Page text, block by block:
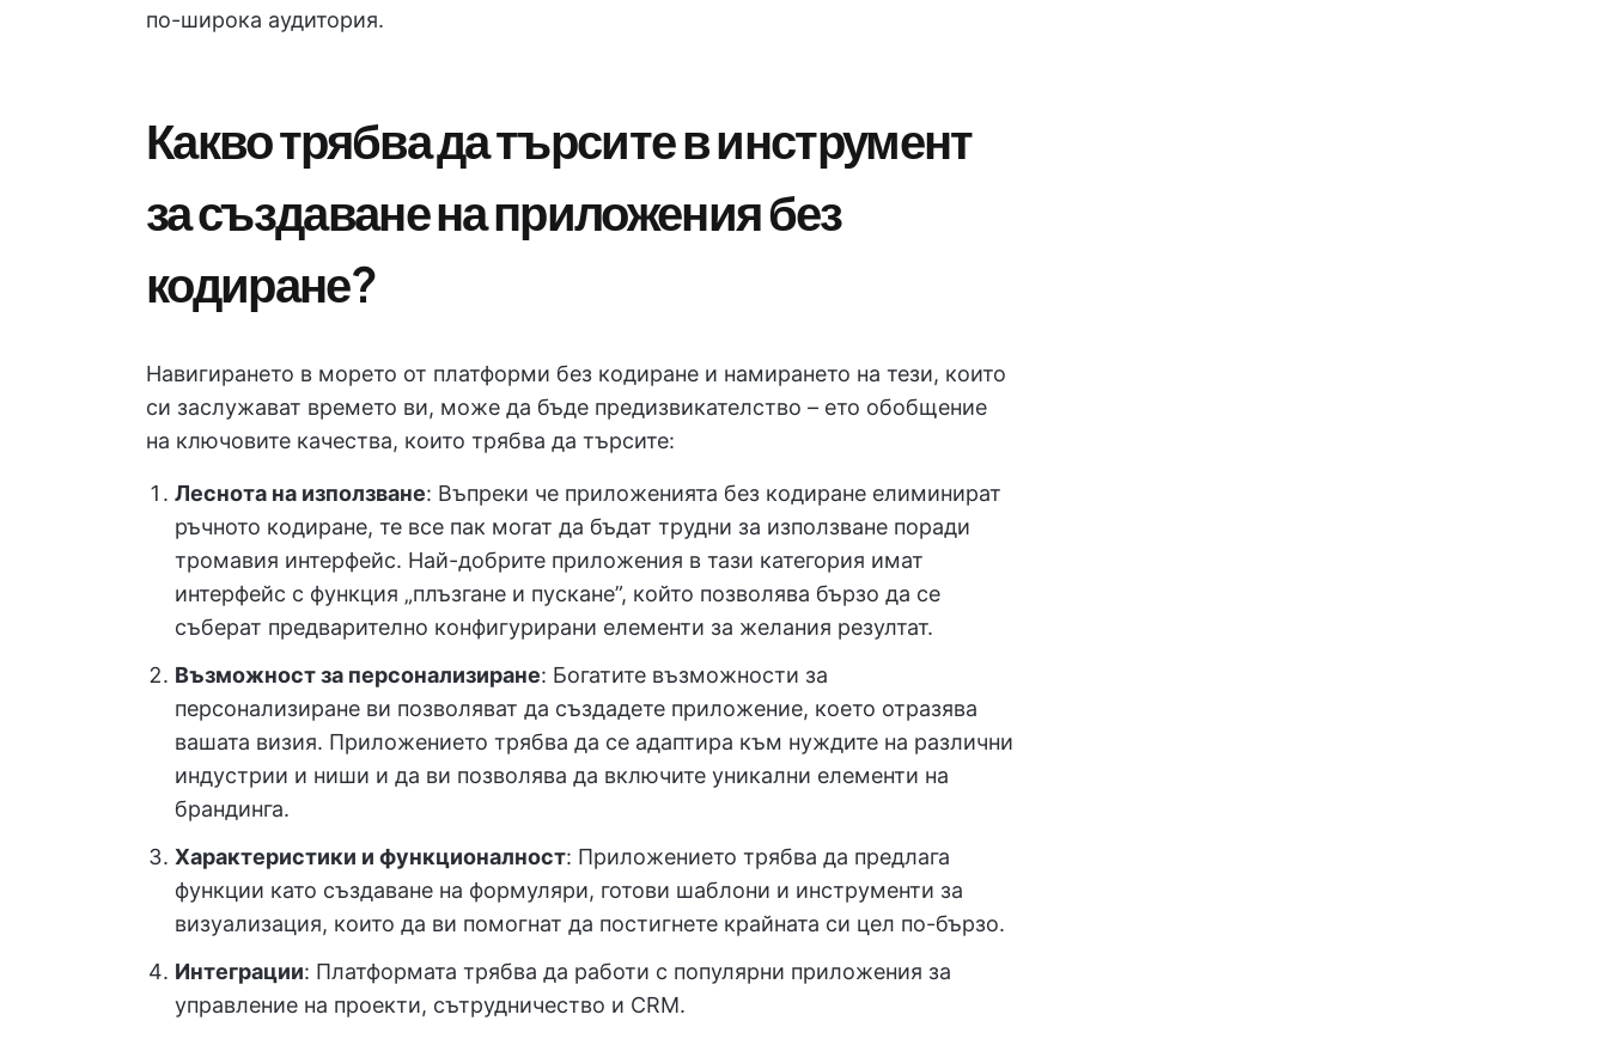
по-широка аудитория.
Какво трябва да търсите в инструмент
за създаване на приложения без
кодиране?
Навигирането в морето от платформи без кодиране и намирането на тези, които
си заслужават времето ви, може да бъде предизвикателство – ето обобщение
на ключовите качества, които трябва да търсите:
Леснота на използване: Въпреки че приложенията без кодиране елиминират
ръчното кодиране, те все пак могат да бъдат трудни за използване поради
тромавия интерфейс. Най-добрите приложения в тази категория имат
интерфейс с функция „плъзгане и пускане”, който позволява бързо да се
съберат предварително конфигурирани елементи за желания резултат.
Възможност за персонализиране: Богатите възможности за
персонализиране ви позволяват да създадете приложение, което отразява
вашата визия. Приложението трябва да се адаптира към нуждите на различни
индустрии и ниши и да ви позволява да включите уникални елементи на
брандинга.
Характеристики и функционалност: Приложението трябва да предлага
функции като създаване на формуляри, готови шаблони и инструменти за
визуализация, които да ви помогнат да постигнете крайната си цел по-бързо.
Интеграции: Платформата трябва да работи с популярни приложения за
управление на проекти, сътрудничество и CRM.